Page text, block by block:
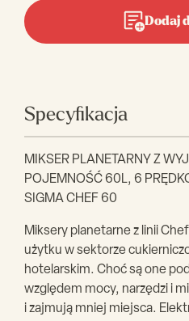
Dodaj
Specyfikacja
MIKSER PLANETARNY Z
POJEMNOŚĆ 60L, 6
SIGMA CHEF 60
Miksery planetarne z linii
użytku w sektorze
hotelarskim. Choć są one
względem mocy, narzędzi i
i zajmują mniej miejsca.